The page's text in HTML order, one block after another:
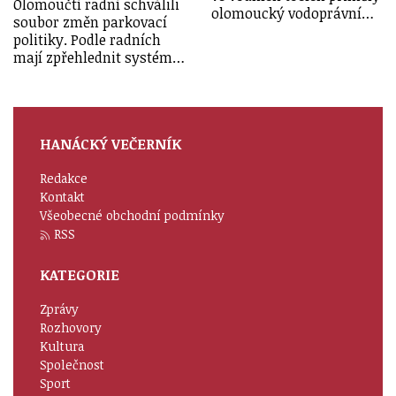
Olomoučtí radní schválili
soubor změn parkovací
politiky. Podle radních
mají zpřehlednit systém…
olomoucký vodoprávní…
HANÁCKÝ VEČERNÍK
Redakce
Kontakt
Všeobecné obchodní podmínky
RSS
KATEGORIE
Zprávy
Rozhovory
Kultura
Společnost
Sport